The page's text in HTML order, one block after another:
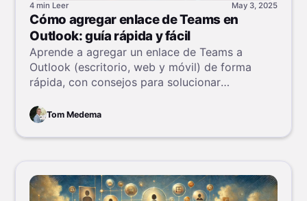
4 min Leer May 3, 2025
Cómo agregar enlace de Teams en
Outlook: guía rápida y fácil
Aprende a agregar un enlace de Teams a
Outlook (escritorio, web y móvil) de forma
rápida, con consejos para solucionar
Tom Medema